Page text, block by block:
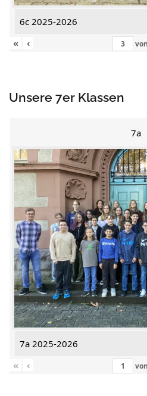
6c 2025-2026
«
‹ von
Unsere 7er Klassen
7a
7a 2025-2026
«
‹ von